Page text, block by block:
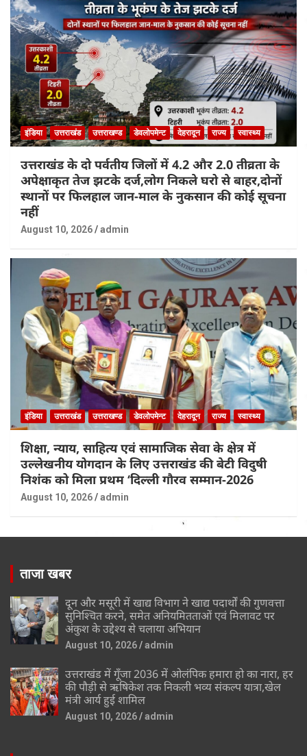
इंडिया उत्तराखंड उत्तराखण्ड डेवलोपमेन्ट देहरादून राज्य स्वास्थ्य
उत्तराखंड के दो पर्वतीय जिलों में 4.2 और 2.0 तीव्रता के
अपेक्षाकृत तेज झटके दर्ज,लोग निकले घरो से बाहर,दोनों
स्थानों पर फिलहाल जान-माल के नुकसान की कोई सूचना
नहीं
August 10, 2026 admin
इंडिया उत्तराखंड उत्तराखण्ड डेवलोपमेन्ट देहरादून राज्य स्वास्थ्य
शिक्षा, न्याय, साहित्य एवं सामाजिक सेवा के क्षेत्र में
उल्लेखनीय योगदान के लिए उत्तराखंड की बेटी विदुषी
निशंक को मिला प्रथम ‘दिल्ली गौरव सम्मान-2026
August 10, 2026 admin
ताजा खबर
दून और मसूरी में खाद्य विभाग ने खाद्य पदार्थों की गुणवत्ता
सुनिश्चित करने, समेत अनियमितताओं एवं मिलावट पर
अंकुश के उद्देश्य से चलाया अभियान
August 10, 2026 admin
उत्तराखंड में गूँजा 2036 में ओलंपिक हमारा हो का नारा, हर
की पौड़ी से ऋषिकेश तक निकली भव्य संकल्प यात्रा,खेल
मंत्री आर्य हुई शामिल
August 10, 2026 admin